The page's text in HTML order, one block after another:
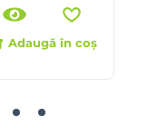
Adaugă în coș